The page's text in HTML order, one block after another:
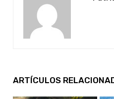
ARTÍCULOS